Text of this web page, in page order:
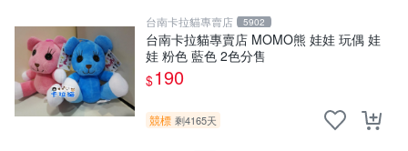
台南卡拉貓專賣店 5902
台南卡拉貓專賣店 MOMO熊 娃娃 玩偶 娃
娃 粉色 藍色 2色分售
$190
競標 剩4165天